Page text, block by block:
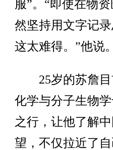
服”。“即使在物
然坚持用文字记
这太难得。”他说。
25岁的苏詹目
化学与分子生物
之行，让他了解
望，不仅拉近了